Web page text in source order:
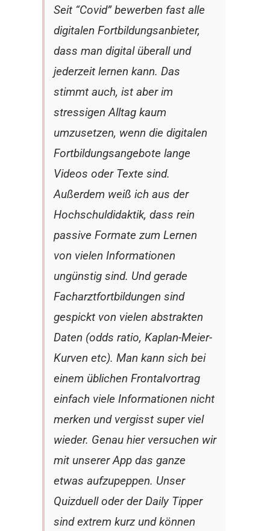
Seit “Covid” bewerben fast alle
digitalen Fortbildungsanbieter,
dass man digital überall und
jederzeit lernen kann. Das
stimmt auch, ist aber im
stressigen Alltag kaum
umzusetzen, wenn die digitalen
Fortbildungsangebote lange
Videos oder Texte sind.
Außerdem weiß ich aus der
Hochschuldidaktik, dass rein
passive Formate zum Lernen
von vielen Informationen
ungünstig sind. Und gerade
Facharztfortbildungen sind
gespickt von vielen abstrakten
Daten (odds ratio, Kaplan-Meier-
Kurven etc). Man kann sich bei
einem üblichen Frontalvortrag
einfach viele Informationen nicht
merken und vergisst super viel
wieder. Genau hier versuchen wir
mit unserer App das ganze
etwas aufzupeppen. Unser
Quizduell oder der Daily Tipper
sind extrem kurz und können